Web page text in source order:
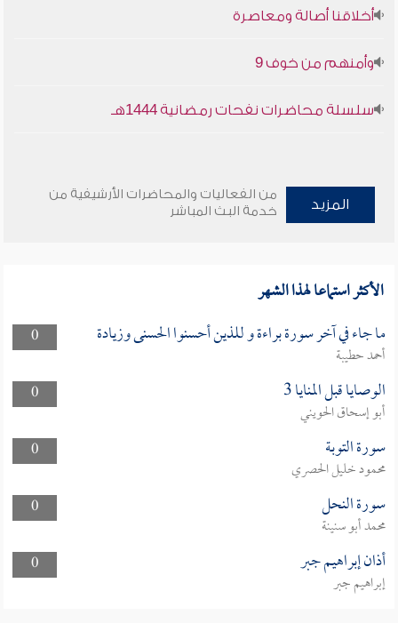
أخلاقنا أصالة ومعاصرة
وأمنهم من خوف 9
سلسلة محاضرات نفحات رمضانية 1444هـ
المزيد
من الفعاليات والمحاضرات الأرشيفية من
خدمة البث المباشر
الأكثر استماعا لهذا الشهر
0 ما جاء في آخر سورة براءة و للذين أحسنوا الحسنى وزيادة
أحمد حطيبة
0
الوصايا قبل المنايا 3
أبو إسحاق الحويني
0
سورة التوبة
محمود خليل الحصري
0
سورة النحل
محمد أبو سنينة
0
أذان إبراهيم جبر
إبراهيم جبر